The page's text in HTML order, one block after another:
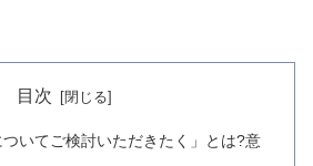
目次
ついてご検討いただきたく」とは?意